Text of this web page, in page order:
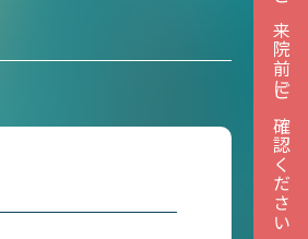
ご来院前にご確認ください